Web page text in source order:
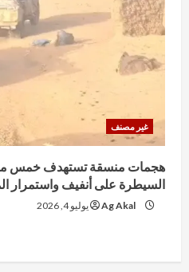
غير مصنف
هجمات منسقة تستهدف خمس
السيطرة على أنفيف واستمرار
Ag Akal يوليو 4, 2026